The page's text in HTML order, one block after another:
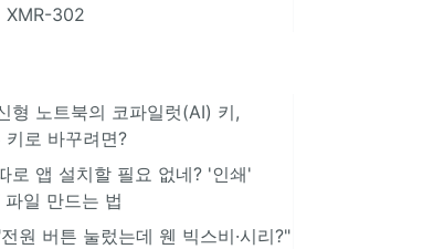
XMR-302
형 노트북의 코파일럿(AI) 키,
키로 바꾸려면?
로 앱 설치할 필요 없네? '인쇄'
일 만드는 법
원 버튼 눌렀는데 웬 빅스비·시리?"